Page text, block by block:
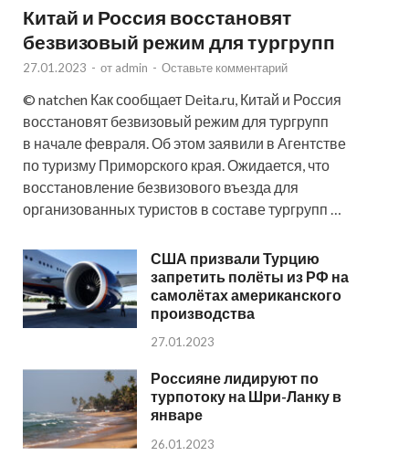
Китай и Россия восстановят
безвизовый режим для тургрупп
27.01.2023 - от admin - Оставьте комментарий
© natchen Как сообщает Deita.ru, Китай и Россия
восстановят безвизовый режим для тургрупп
в начале февраля. Об этом заявили в Агентстве
по туризму Приморского края. Ожидается, что
восстановление безвизового въезда для
организованных туристов в составе тургрупп …
США призвали Турцию
запретить полёты из РФ на
самолётах американского
производства
27.01.2023
Россияне лидируют по
турпотоку на Шри-Ланку в
январе
26.01.2023